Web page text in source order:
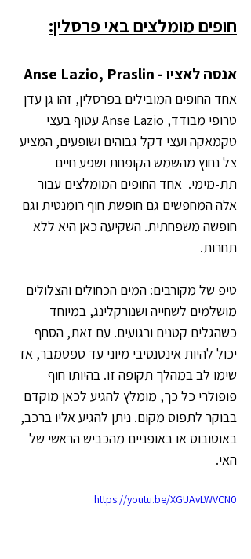
חופים מומלצים באי פרסלין:
אנסה לאציו - Anse Lazio, Praslin
אחד החופים המובילים בפרסלין, זהו גן עדן
טרופי מבודד, Anse Lazio עטוף בעצי
טקמאקה ועצי דקל גבוהים ושופעים, המציע
צל נחוץ מהשמש הקופחת ושפע חיים
תת-מימי.  אחד החופים המומלצים עבור
אלה המחפשים גם חופשת חוף רומנטית וגם
חופשה משפחתית. השקיעה כאן היא ללא
תחרות.
טיפ של מקורבים: המים הכחולים והצלולים
מושלמים לשחייה ושנורקלינג, במיוחד
כשהגלים קטנים ורגועים. עם זאת, הסחף
יכול להיות אינטנסיבי מיוני עד ספטמבר, אז
שימו לב במהלך תקופה זו. בהיותו חוף
פופולרי כל כך, מומלץ להגיע לכאן מוקדם
בבוקר לתפוס מקום. ניתן להגיע אליו ברכב,
באוטובוס או באופניים מהכביש הראשי של
האי.
https://youtu.be/XGUAvLWVCN0